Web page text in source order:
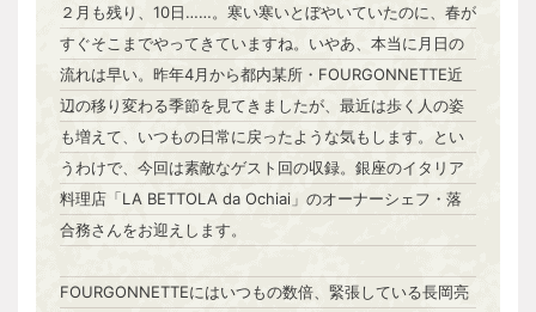
２月も残り、10日……。寒い寒いとぼやいていたのに、春が
すぐそこまでやってきていますね。いやあ、本当に月日の
流れは早い。昨年4月から都内某所・FOURGONNETTE近
辺の移り変わる季節を見てきましたが、最近は歩く人の姿
も増えて、いつもの日常に戻ったような気もします。とい
うわけで、今回は素敵なゲスト回の収録。銀座のイタリア
料理店「LA BETTOLA da Ochiai」のオーナーシェフ・落
合務さんをお迎えします。
FOURGONNETTEにはいつもの数倍、緊張している長岡亮